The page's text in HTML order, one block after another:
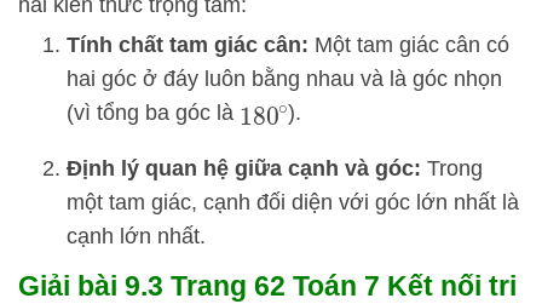
hai kiến thức trọng tâm:
Tính chất tam giác cân: Một tam giác cân có
hai góc ở đáy luôn bằng nhau và là góc nhọn
(vì tổng ba góc là 180∘
).
Định lý quan hệ giữa cạnh và góc: Trong
một tam giác, cạnh đối diện với góc lớn nhất là
cạnh lớn nhất.
Giải bài 9.3 Trang 62 Toán 7 Kết nối tri